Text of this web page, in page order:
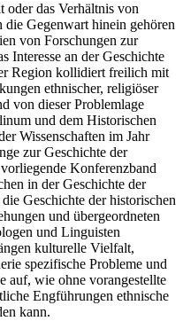
oder das Verhältnis von
Gegenwart hinein gehören
von Forschungen zur
Interesse an der Geschichte
Region kollidiert freilich mit
ethnischer, religiöser
von dieser Problemlage
und dem Historischen
Wissenschaften im Jahr
zur Geschichte der
Konferenzband
in der Geschichte der
Geschichte der historischen
und übergeordneten
und Linguisten
kulturelle Vielfalt,
spezifische Probleme und
auf, wie ohne vorangestellte
Engführungen ethnische
kann.